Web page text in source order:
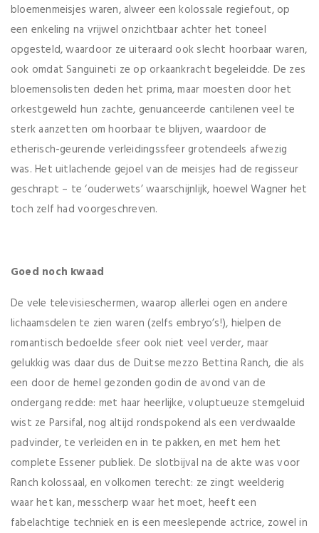
bloemenmeisjes waren, alweer een kolossale regiefout, op
een enkeling na vrijwel onzichtbaar achter het toneel
opgesteld, waardoor ze uiteraard ook slecht hoorbaar waren,
ook omdat Sanguineti ze op orkaankracht begeleidde. De zes
bloemensolisten deden het prima, maar moesten door het
orkestgeweld hun zachte, genuanceerde cantilenen veel te
sterk aanzetten om hoorbaar te blijven, waardoor de
etherisch-geurende verleidingssfeer grotendeels afwezig
was. Het uitlachende gejoel van de meisjes had de regisseur
geschrapt – te ‘ouderwets’ waarschijnlijk, hoewel Wagner het
toch zelf had voorgeschreven.
Goed noch kwaad
De vele televisieschermen, waarop allerlei ogen en andere
lichaamsdelen te zien waren (zelfs embryo’s!), hielpen de
romantisch bedoelde sfeer ook niet veel verder, maar
gelukkig was daar dus de Duitse mezzo Bettina Ranch, die als
een door de hemel gezonden godin de avond van de
ondergang redde: met haar heerlijke, voluptueuze stemgeluid
wist ze Parsifal, nog altijd rondspokend als een verdwaalde
padvinder, te verleiden en in te pakken, en met hem het
complete Essener publiek. De slotbijval na de akte was voor
Ranch kolossaal, en volkomen terecht: ze zingt weelderig
waar het kan, messcherp waar het moet, heeft een
fabelachtige techniek en is een meeslepende actrice, zowel in